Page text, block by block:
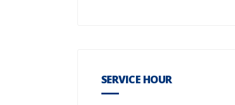
SERVICE HOUR